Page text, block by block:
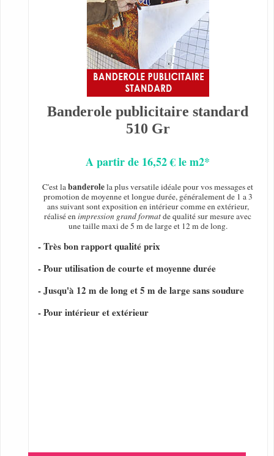
Banderole publicitaire standard
510 Gr
A partir de 16,52 € le m2*
C'est labanderolela plus versatile idéale pour vos messages et
promotion de moyenne et longue durée, généralement de 1 a 3
ans suivant sont exposition en intérieur comme en extérieur,
réalisé enimpression grand formatde qualité sur mesure avec
une taille maxi de 5 m de large et 12 m de long.
- Très bon rapport qualité prix
- Pour utilisation de courte et moyenne durée
- Jusqu'à 12 m de long et 5 m de large sans soudure
- Pour intérieur et extérieur